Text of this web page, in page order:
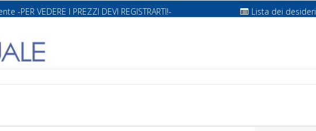
-PER VEDERE I PREZZI DEVI REGISTRARTI!- Lista dei desideri